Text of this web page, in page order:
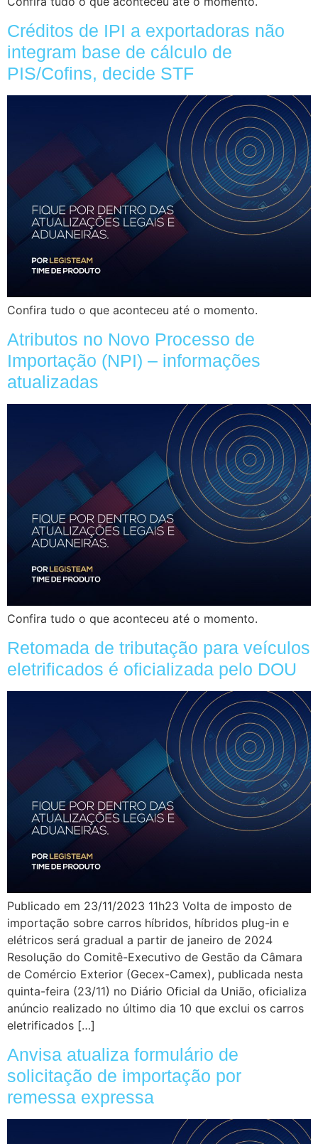
Créditos de IPI a exportadoras não
integram base de cálculo de
PIS/Cofins, decide STF
Confira tudo o que aconteceu até o momento.
Atributos no Novo Processo de
Importação (NPI) – informações
atualizadas
Confira tudo o que aconteceu até o momento.
Retomada de tributação para veículos
eletrificados é oficializada pelo DOU
Publicado em 23/11/2023 11h23 Volta de imposto de
importação sobre carros híbridos, híbridos plug-in e
elétricos será gradual a partir de janeiro de 2024
Resolução do Comitê-Executivo de Gestão da Câmara
de Comércio Exterior (Gecex-Camex), publicada nesta
quinta-feira (23/11) no Diário Oficial da União, oficializa
anúncio realizado no último dia 10 que exclui os carros
eletrificados […]
Anvisa atualiza formulário de
solicitação de importação por
remessa expressa